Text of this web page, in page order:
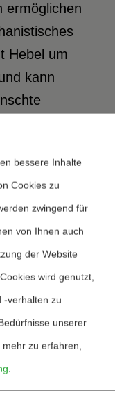
ermöglichen
Hebel um
kann
unsere
eine
auf Welt
als
Südens
– seltsam
„erneut
198)) sowie
der
bessere Inhalte
Cookies zu
zwingend für
von Ihnen auch
der Website
wird genutzt,
-verhalten zu
unserer
mehr zu erfahren,
.